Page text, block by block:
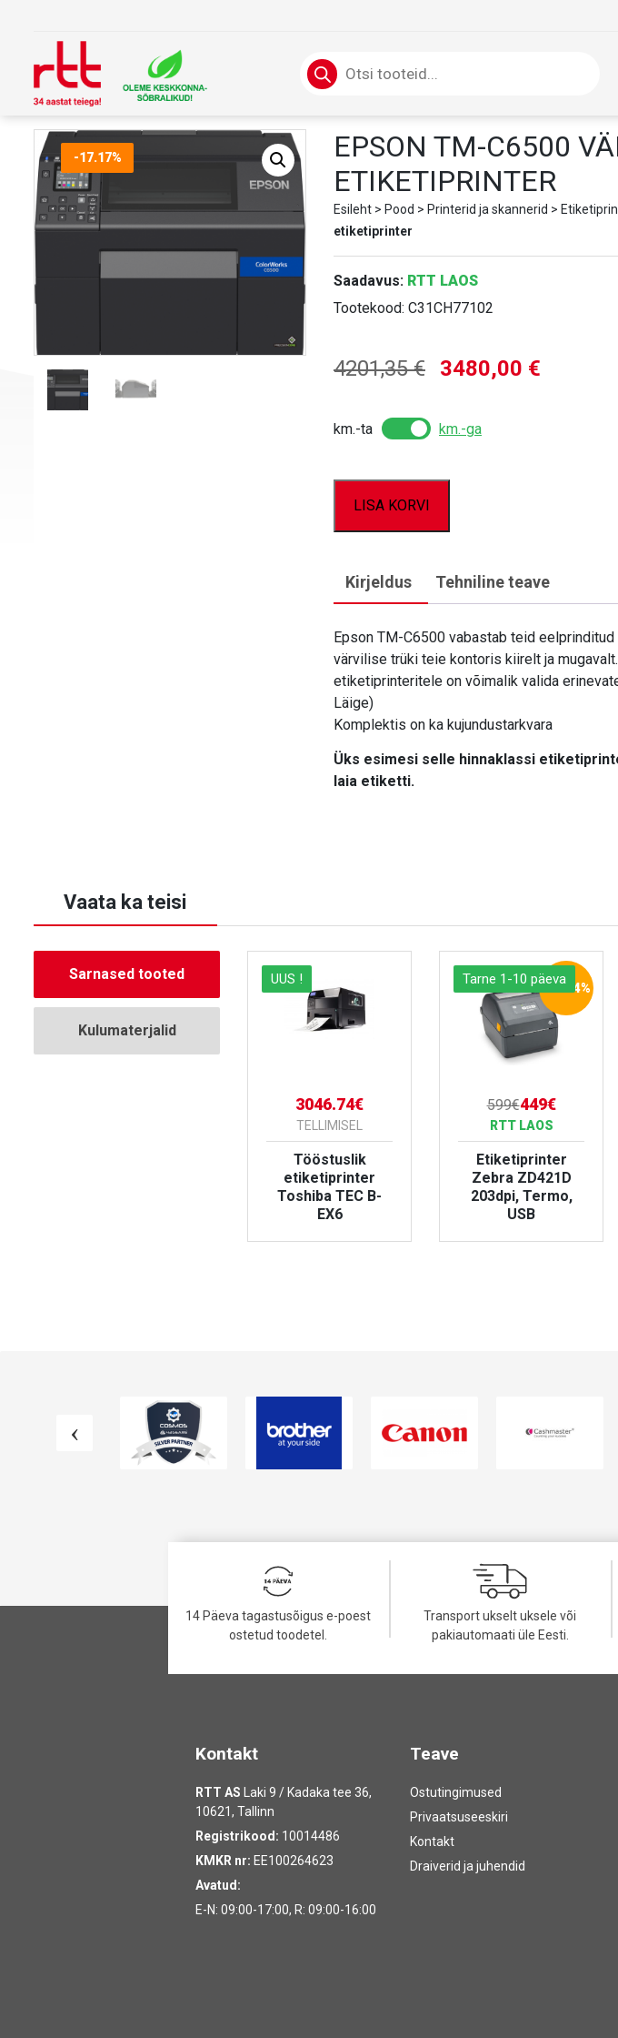
Products
search
-17.17%
EPSON TM-C6500
ETIKETIPRINTER
Esileht> Pood > Printerid ja skannerid >
etiketiprinter
Saadavus: RTT LAOS
Tootekood: C31CH77102
4201,35€
Algne
oli:
3480,00 €Current
km.-ta km.-ga
LISA KORVI
Kirjeldus Tehniline teave
Epson TM-C6500 vabastab teid
värvilise trüki teie kontoris kiirelt ja
etiketiprinteritele on võimalik valida
Läige)
Komplektis on ka kujundustarkvara
Üks esimesi selle hinnaklassi
laia etiketti.
Vaata ka teisi
Sarnased tooted
Kulumaterjalid
ALLAHINDLUS UUS !
3046.74€
TELLIMISEL
Tööstuslik
etiketiprinter
Toshiba TEC B-
EX6
Tarne 1-10 päeva
-25.04%
599€449€
RTT LAOS
Etiketiprinter
Zebra ZD421D
203dpi, Termo,
USB
14 Päeva tagastusõigus e-poest
ostetud toodetel.
Transport ukselt uksele või
pakiautomaati üle Eesti.
Kontakt
RTT AS Laki 9 / Kadaka tee 36,
10621, Tallinn
Registrikood: 10014486
KMKR nr: EE100264623
Avatud:
E-N: 09:00-17:00, R: 09:00-16:00
Teave
Ostutingimused
Privaatsuseeskiri
Kontakt
Draiverid ja juhendid